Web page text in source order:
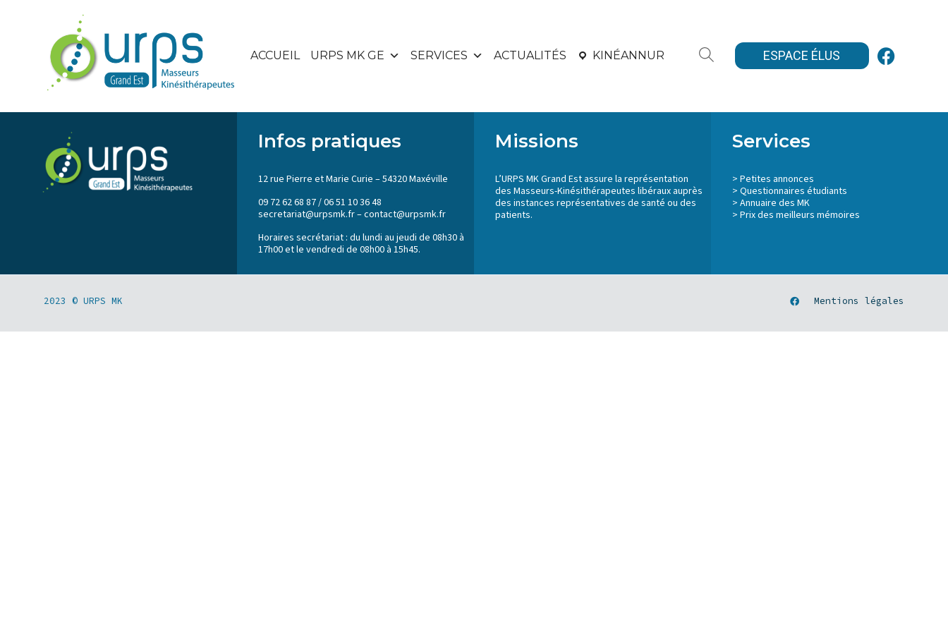
ACCUEIL URPS MK GE SERVICES ACTUALITÉS KINÉANNUR ESPACE ÉLUS
Infos pratiques
12 rue Pierre et Marie Curie – 54320 Maxéville
09 72 62 68 87 / 06 51 10 36 48
secretariat@urpsmk.fr – contact@urpsmk.fr
Horaires secrétariat : du lundi au jeudi de 08h30 à
17h00 et le vendredi de 08h00 à 15h45.
Missions
L’URPS MK Grand Est assure la représentation
des Masseurs-Kinésithérapeutes libéraux auprès
des instances représentatives de santé ou des
patients.
Services
> Petites annonces
> Questionnaires étudiants
> Annuaire des MK
> Prix des meilleurs mémoires
2023 © URPS MK Mentions légales